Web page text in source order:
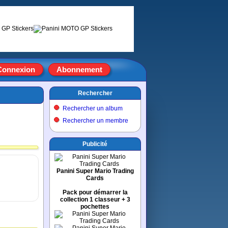
Abonnement
Rechercher
Rechercher un album
Rechercher un membre
Publicité
Panini Super Mario Trading
Cards
Pack pour démarrer la
collection 1 classeur + 3
pochettes